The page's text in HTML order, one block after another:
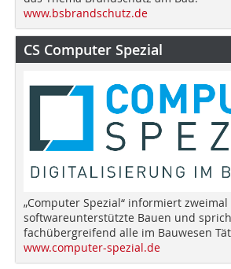
www.bsbrandschutz.de
CS Computer Spezial
„Computer Spezial“ informiert
softwareunterstützte Bauen und
fachübergreifend alle im Bauwesen
www.computer-spezial.de